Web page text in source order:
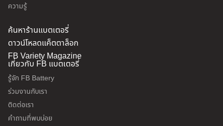
ความรู้
ค้นหาร้านแบตเตอรี่
ดาวน์โหลดแค็ตตาล็อก
FB Variety Magazine
เกี่ยวกับ FB แบตเตอรี่
รู้จัก FB Battery
ร่วมงานกับเรา
ติดต่อเรา
คำถามที่พบบ่อย